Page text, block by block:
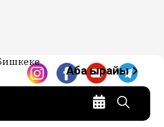
—
Аба ырайы